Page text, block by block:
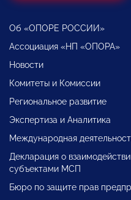
Об «ОПОРЕ РОССИИ»
Ассоциация «НП «ОПОРА»
Новости
Комитеты и Комиссии
Региональное развитие
Экспертиза и Аналитика
Международная
Декларация о
субъектами МСП
Бюро по защите прав